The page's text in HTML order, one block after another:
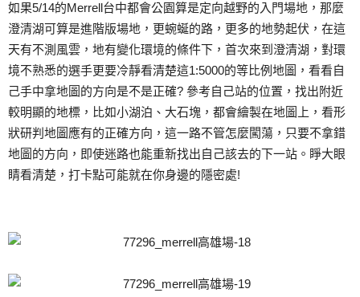
如果5/14的Merrell台中都會公園算是定向越野的入門場地，那麼
澄清湖可算是進階版場地，更蜿蜒的路，更多的地勢起伏，在這
天有不測風雲，地有變化環境的條件下，首次來到澄清湖，對環
境不熟悉的選手更要冷靜看清楚這1:5000的等比例地圖，看看自
己手中拿地圖的方向是不是正確? 參考自己站的位置，找出附近
較明顯的地標，比如小湖泊、大石塊，都會繪製在地圖上，看形
狀研判地圖應有的正確方向，這一路不管怎麼闖蕩，只要不拿錯
地圖的方向，即使迷路也能重新找出自己該去的下一站。睜大眼
睛看清楚，打卡點可能就在你身邊的隱密處!